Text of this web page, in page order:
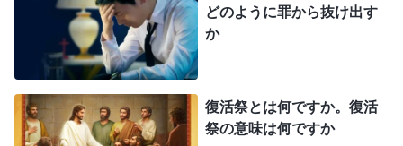
行うために到来されましたが、そのときに聖霊の働
きは変化し、礼拝所は荒廃しました。ユダヤ人の祭
司長、書士、そしてパリサイ人たちは、主イエスの
最新の働きと言葉を受け入れませんでした。彼らは
律法や戒めを守っているようではありましたが、聖
どのように罪から抜け出す
か
復活祭とは何ですか。復活
祭の意味は何ですか